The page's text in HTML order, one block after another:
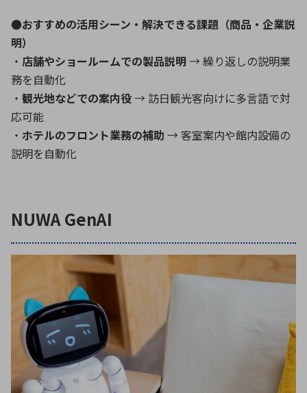
●おすすめの活用シーン・解決できる課題（商品・企業説
明）
・ 店舗やショールームでの製品説明 → 繰り返しの説明業
務を自動化
・ 観光地などでの案内役→ 訪日観光客向けに多言語で対
応可能
・ ホテルのフロント業務の補助 → 客室案内や館内設備の
説明を自動化
NUWA GenAI